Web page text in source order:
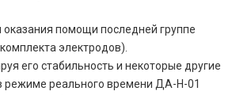
помощи последней группе
электродов).
его стабильность и некоторые другие
режиме реального времени ДА-Н-01